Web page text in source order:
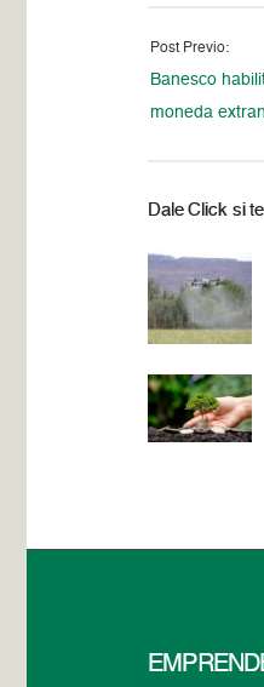
Post Previo:
Banesco
moneda
Dale Click si